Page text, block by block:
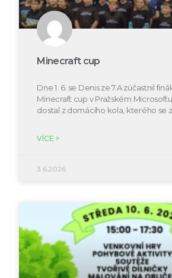
Minecraft cup
Dne 1. 6. se Denis ze 7.A zúčastnil
Minecraft cup v Pražském
dostal z domácího kola, kterého se
VÍCE >
3.6.2026